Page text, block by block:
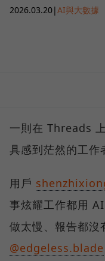
2026.03.20|AI與大數據
一則在 Threads
具感到茫然的工作
用戶
事炫耀工作都用
做太慢、報告都
@edgeless.blade